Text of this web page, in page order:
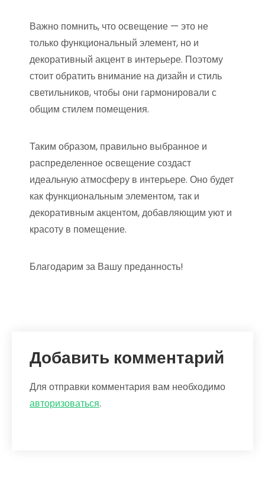
Важно помнить, что освещение — это не
только функциональный элемент, но и
декоративный акцент в интерьере. Поэтому
стоит обратить внимание на дизайн и стиль
светильников, чтобы они гармонировали с
общим стилем помещения.
Таким образом, правильно выбранное и
распределенное освещение создаст
идеальную атмосферу в интерьере. Оно будет
как функциональным элементом, так и
декоративным акцентом, добавляющим уют и
красоту в помещение.
Благодарим за Вашу преданность!
Добавить комментарий
Для отправки комментария вам необходимо
авторизоваться.